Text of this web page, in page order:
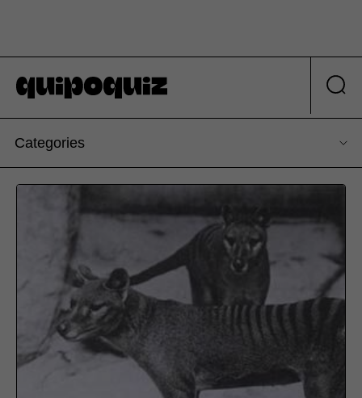
Categories